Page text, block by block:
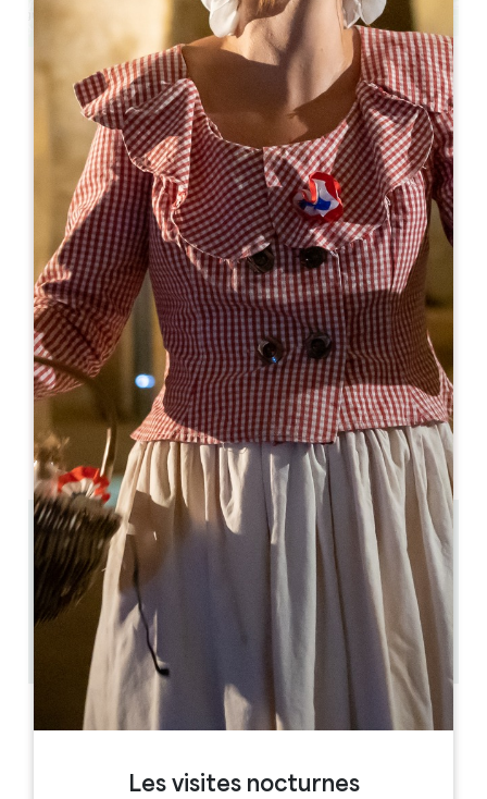
Leaflet
A partir de
16€ /nuit
Camping du Vieux Château ***
579 Route de Luneau
33420 RAUZAN
RÉSERVER
05 57 84 15 38
contact@vieuxchateau.fr
MOIS D'OUVERTURE
J A J J A O N
15.6 km
81
10
250 personnes
Copier code GPS
LABELS
Les visites nocturnes